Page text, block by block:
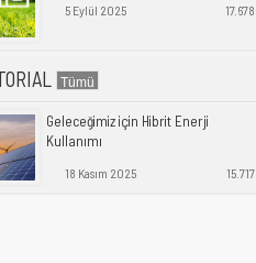
5 Eylül 2025 17.678
Geleceğimiz için Hibrit Enerji
Kullanımı
18 Kasım 2025 15.717